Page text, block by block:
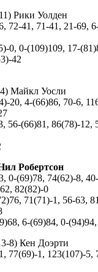
Рики Уолден
72-41, 71-41, 21-69,
0, 0-(109)109, 17-
42
Майкл Уосли
20, 4-(66)86, 70-6,
56-(66)81, 86(78)-12,
Робертсон
0-(69)78, 74(62)-8,
82(82)-0
71(71)-1, 56-63,
6-(69)84, 0-
8) Кен Доэрти
77(69)-1, 123(107)-5,